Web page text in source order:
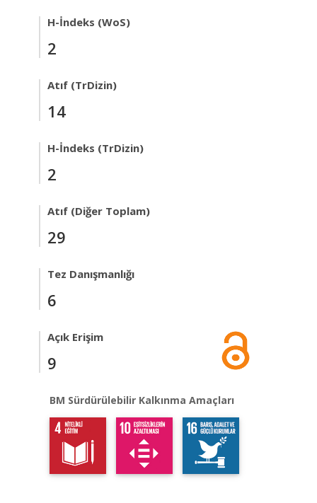
H-İndeks (WoS)
2
Atıf (TrDizin)
14
H-İndeks (TrDizin)
2
Atıf (Diğer Toplam)
29
Tez Danışmanlığı
6
Açık Erişim
9
BM Sürdürülebilir Kalkınma Amaçları